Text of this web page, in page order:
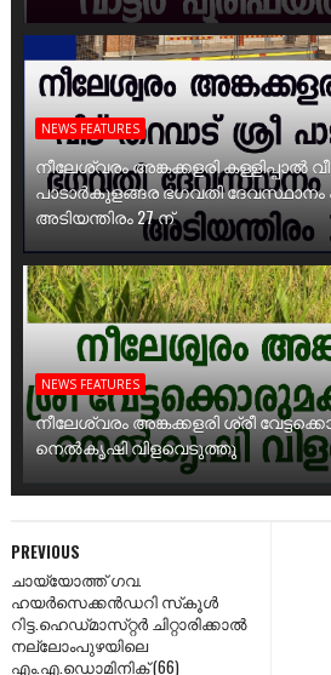
NEWS FEATURES
നീലേശ്വരം അങ്കക്കളരി കള്ളിപ്പാൽ
പാടാർകുളങ്ങര ഭഗവതി
അടിയന്തിരം 27 ന്
NEWS FEATURES
നീലേശ്വരം അങ്കക്കളരി ശ്രീ
നെൽകൃഷി വിളവെടുത്തു
PREVIOUS
ചായ്യോത്ത്‌ ഗവ.
ഹയര്‍സെക്കന്‍ഡറി സ്‌കൂള്‍
റിട്ട.ഹെഡ്‌മാസ്‌റ്റര്‍ ചിറ്റാരിക്കാല്‍
നല്ലോംപുഴയിലെ
എം.എ.ഡൊമിനിക്‌ (66)